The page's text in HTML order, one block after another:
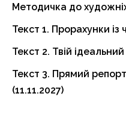
Методичка до
Текст 1. Прорахунки із
Текст 2. Твій
Текст 3. Прямий
(11.11.2027)